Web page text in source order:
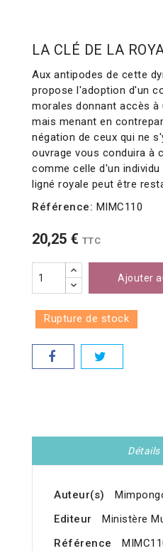
LA CLÉ DE LA
Aux antipodes de cette
propose l'adoption d'un
morales donnant accès
mais menant en
négation de ceux qui ne
ouvrage vous conduira à
comme celle d'un
ligné royale peut être
Référence: MIMC110
20,25 € TTC
Ajouter
Rupture de stock
Auteur(s)
Editeur
Ministère
Référence